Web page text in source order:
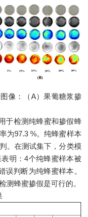
像：（A）果葡糖浆掺
于检测纯蜂蜜和掺假蜂
为97.3 %。纯蜂蜜样本
。在测试集下，分类模
明：4个纯蜂蜜样本被
误判断为纯蜂蜜样本。
测蜂蜜掺假是可行的。